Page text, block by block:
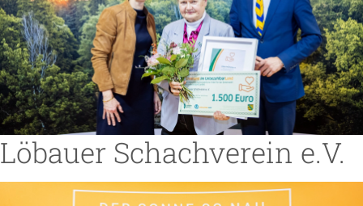
Löbauer Schachverein e.V.